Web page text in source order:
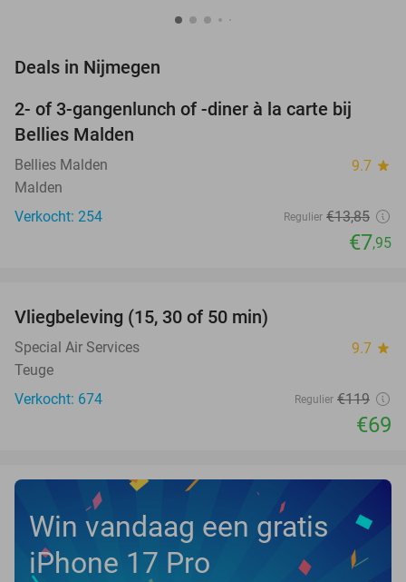
Deals in Nijmegen
43%
2- of 3-gangenlunch of -diner à la carte bij
Bellies Malden
Bellies Malden 9.7 star
Malden
Verkocht: 254
Regulier €13,85
€7,95
Vliegbeleving (15, 30 of 50 min)
Special Air Services 9.7 star
Teuge
Verkocht: 674
Regulier €119
€69
Win vandaag een gratis
iPhone 17 Pro